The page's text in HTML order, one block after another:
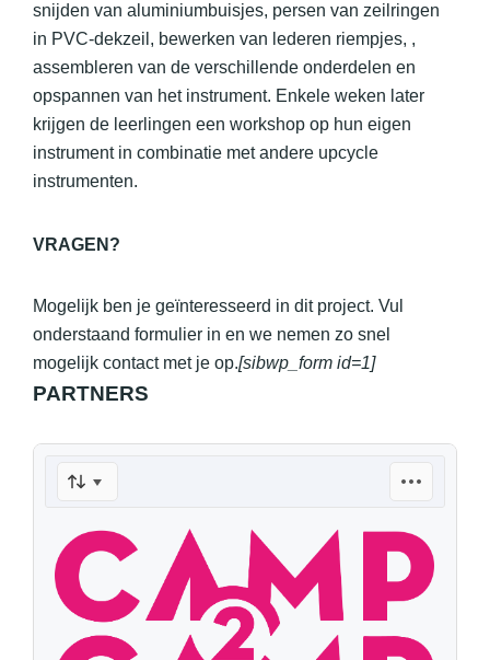
snijden van aluminiumbuisjes, persen van zeilringen
in PVC-dekzeil, bewerken van lederen riempjes, ,
assembleren van de verschillende onderdelen en
opspannen van het instrument. Enkele weken later
krijgen de leerlingen een workshop op hun eigen
instrument in combinatie met andere upcycle
instrumenten.
VRAGEN?
Mogelijk ben je geïnteresseerd in dit project. Vul
onderstaand formulier in en we nemen zo snel
mogelijk contact met je op.[sibwp_form id=1]
PARTNERS